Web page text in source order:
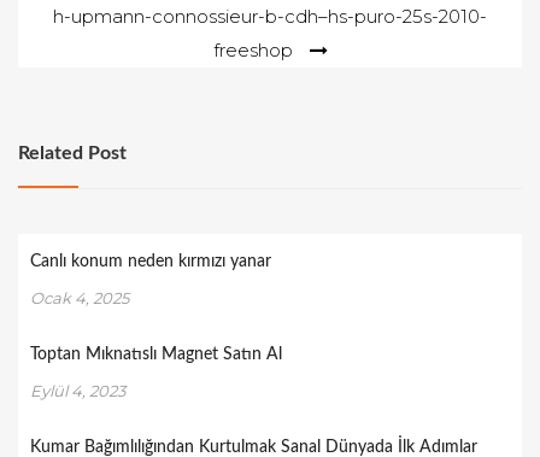
h-upmann-connossieur-b-cdh–hs-puro-25s-2010-
freeshop
Related Post
Canlı konum neden kırmızı yanar
Ocak 4, 2025
Toptan Mıknatıslı Magnet Satın Al
Eylül 4, 2023
Kumar Bağımlılığından Kurtulmak Sanal Dünyada İlk Adımlar